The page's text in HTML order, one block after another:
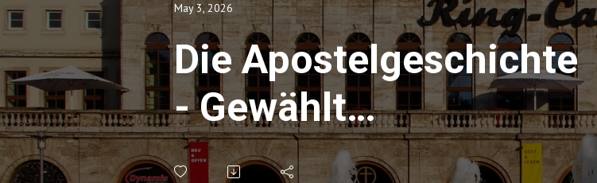
May 3, 2026
Die Apostelgeschichte
- Gewählt
(Apostelgeschichte